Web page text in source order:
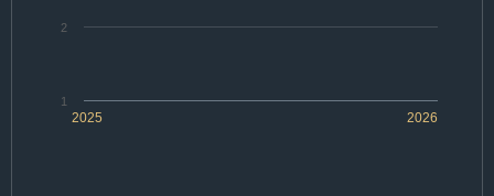
2025 2026
1
2